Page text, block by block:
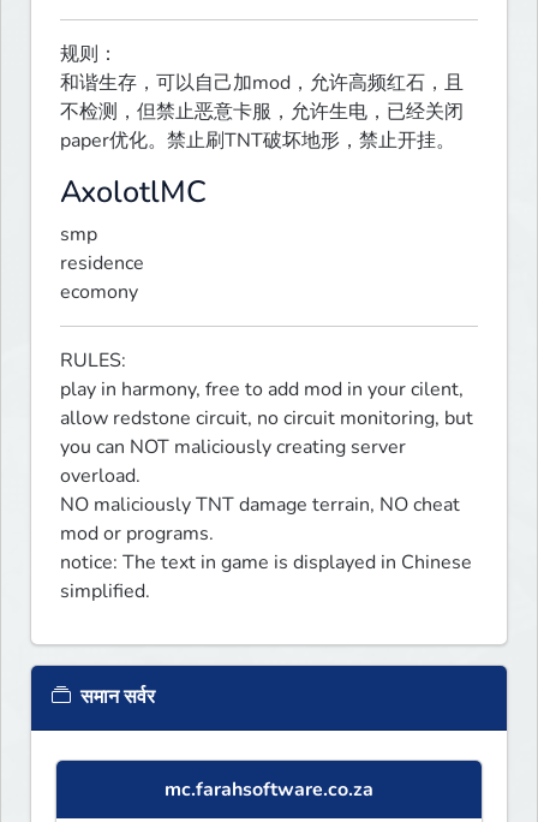
规则：
和谐生存，可以自己加mod，允许高频红石，且
不检测，但禁止恶意卡服，允许生电，已经关闭
paper优化。禁止刷TNT破坏地形，禁止开挂。
AxolotlMC
smp
residence
ecomony
RULES:
play in harmony, free to add mod in your cilent,
allow redstone circuit, no circuit monitoring, but
you can NOT maliciously creating server
overload.
NO maliciously TNT damage terrain, NO cheat
mod or programs.
notice: The text in game is displayed in Chinese
simplified.
समान सर्वर
mc.farahsoftware.co.za